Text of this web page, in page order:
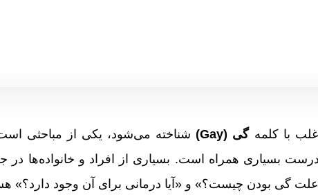
با کلمهگی (Gay)
شناخته می‌شود، یکی از مباحثی
بسیاری همراه است. بسیاری از افراد و خانواده‌ها
«علت گی بودن چیست؟» و «آیا درمانی برای آن وجود دارد؟»